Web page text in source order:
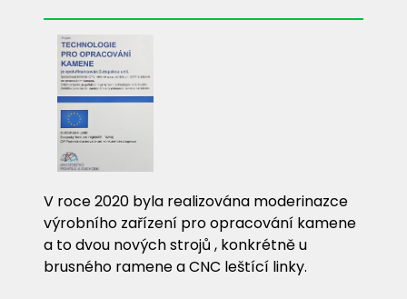
V roce 2020 byla realizována moderinazce
výrobního zařízení pro opracování kamene
a to dvou nových strojů , konkrétně u
brusného ramene a CNC leštící linky.